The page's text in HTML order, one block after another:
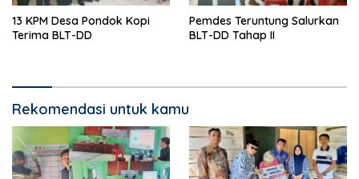
13 KPM Desa Pondok Kopi
Terima BLT-DD
Pemdes Teruntung Salurkan
BLT-DD Tahap II
Rekomendasi untuk kamu